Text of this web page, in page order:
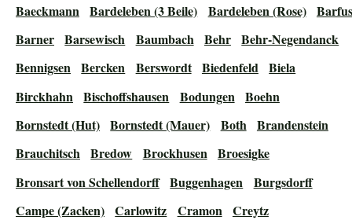
Baeckmann Bardeleben (3 Beile) Bardeleben (Rose) Barfus
Barner Barsewisch Baumbach Behr Behr-Negendanck
Bennigsen Bercken Berswordt Biedenfeld Biela
Birckhahn Bischoffshausen Bodungen Boehn
Bornstedt (Hut) Bornstedt (Mauer) Both Brandenstein
Brauchitsch Bredow Brockhusen Broesigke
Bronsart von Schellendorff Buggenhagen
Burgsdorff
Campe (Zacken) Carlowitz Cramon Creytz